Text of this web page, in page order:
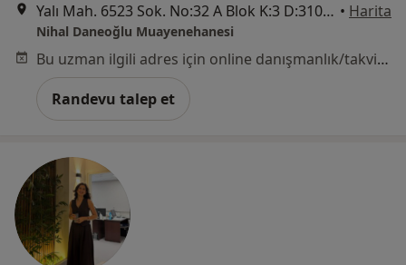
Yalı Mah. 6523 Sok. No:32 A Blok K:3 D:310 Park Yaşam Mavişehir Ofisleri, Karşıyaka • Harita
Nihal Daneoğlu Muayenehanesi
Bu uzman ilgili adres için online danışmanlık/takvim sunmuyor.
Randevu talep et